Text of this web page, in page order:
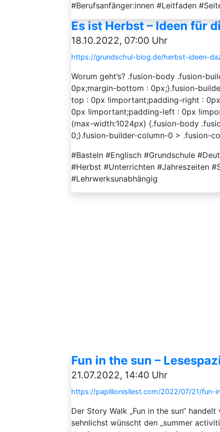
#Berufsanfänger:innen #Leitfaden
Es ist Herbst – Ideen für
18.10.2022, 07:00 Uhr
https://grundschul-blog.de/herbst-ideen-
Worum geht’s? .fusion-body .fusion-
0px;margin-bottom : 0px;}.fusion-
top : 0px !important;padding-right :
0px !important;padding-left : 0px
(max-width:1024px) {.fusion-body
0;}.fusion-builder-column-0 > .fusion-
#Basteln #Englisch #Grundschule
#Herbst #Unterrichten #Jahreszeiten
#Lehrwerksunabhängig
Fun in the sun –
21.07.2022, 14:40 Uhr
https://papillionisliest.com/2022/07/21/
Der Story Walk „Fun in the sun“
sehnlichst wünscht den „summer